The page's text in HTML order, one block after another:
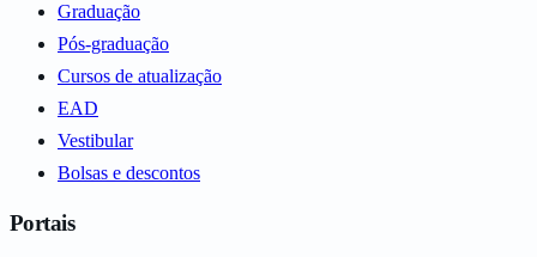
Graduação
Pós-graduação
Cursos de atualização
EAD
Vestibular
Bolsas e descontos
Portais